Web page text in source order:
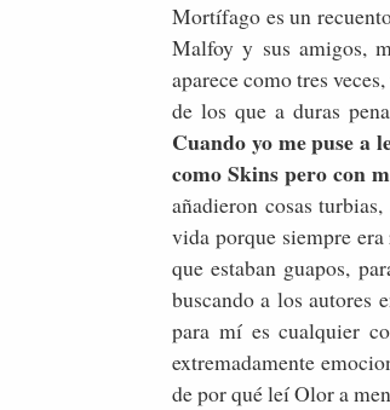
Mortífago es un
Malfoy y sus amigos,
aparece como tres
de los que a duras
Cuando yo me puse a
como Skins pero con
añadieron cosas
vida porque siempre
que estaban guapos,
buscando a los autores
para mí es cualquier
extremadamente
de por qué leí Olor a